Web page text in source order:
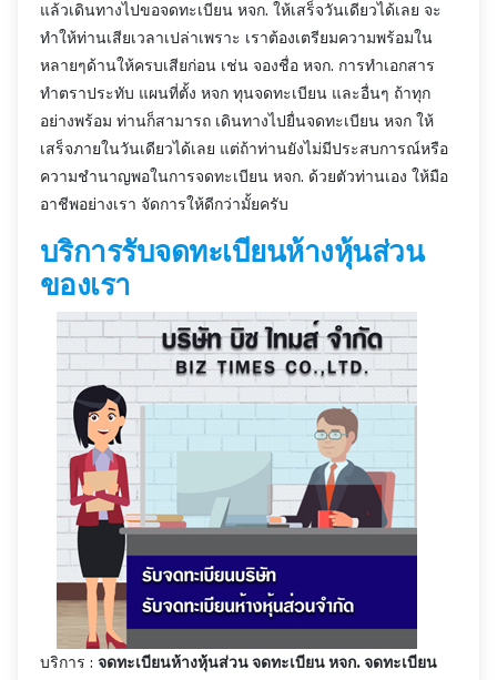
แล้วเดินทางไปขอจดทะเบียน หจก. ให้เสร็จวันเดียวได้เลย จะ
ทำให้ท่านเสียเวลาเปล่าเพราะ เราต้องเตรียมความพร้อมใน
หลายๆด้านให้ครบเสียก่อน เช่น จองชื่อ หจก. การทำเอกสาร
ทำตราประทับ แผนที่ตั้ง หจก ทุนจดทะเบียน และอื่นๆ ถ้าทุก
อย่างพร้อม ท่านก็สามารถ เดินทางไปยื่นจดทะเบียน หจก ให้
เสร็จภายในวันเดียวได้เลย แต่ถ้าท่านยังไม่มีประสบการณ์หรือ
ความชำนาญพอในการจดทะเบียน หจก. ด้วยตัวท่านเอง ให้มือ
อาชีพอย่างเรา จัดการให้ดีกว่ามั้ยครับ
บริการรับจดทะเบียนห้างหุ้นส่วน
ของเรา
บริการ : จดทะเบียนห้างหุ้นส่วน จดทะเบียน หจก. จดทะเบียน